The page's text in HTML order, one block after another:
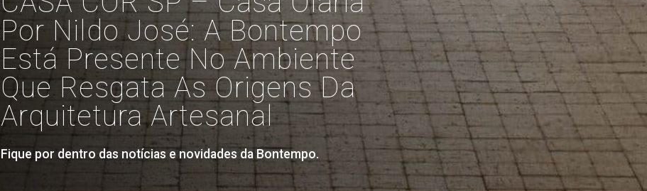
Por Nildo José: A Bontempo
Está Presente No Ambiente
Que Resgata As Origens Da
Arquitetura Artesanal
Fique por dentro das notícias e novidades da Bontempo.